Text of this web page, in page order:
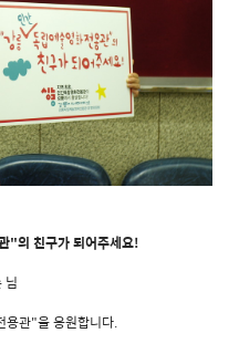
"의 친구가 되어주세요!
님
용관"을 응원합니다.